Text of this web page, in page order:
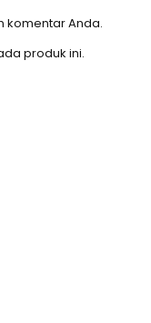
komentar Anda.
produk ini.